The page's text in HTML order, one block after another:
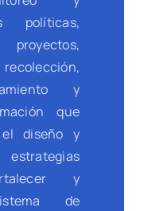
políticas,
y
que
diseño y
y
de